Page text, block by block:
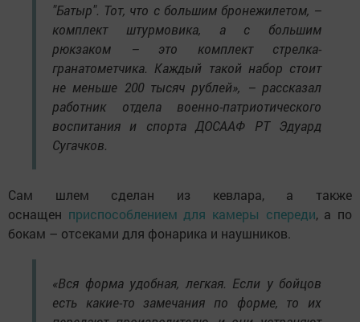
"Батыр". Тот, что с большим бронежилетом, –
комплект штурмовика, а с большим
рюкзаком – это комплект стрелка-
гранатометчика. Каждый такой набор стоит
не меньше 200 тысяч рублей», – рассказал
работник отдела военно-патриотического
воспитания и спорта ДОСААФ РТ Эдуард
Сугачков.
Сам шлем сделан из кевлара, а также
оснащен приспособлением для камеры спереди, а по
бокам – отсеками для фонарика и наушников.
«Вся форма удобная, легкая. Если у бойцов
есть какие-то замечания по форме, то их